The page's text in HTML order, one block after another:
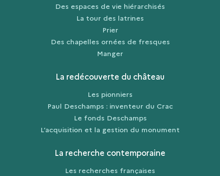
Des espaces de vie hiérarchisés
La tour des latrines
Prier
Des chapelles ornées de fresques
Manger
La redécouverte du château
Les pionniers
Paul Deschamps : inventeur du Crac
Le fonds Deschamps
L’acquisition et la gestion du monument
La recherche contemporaine
Les recherches françaises